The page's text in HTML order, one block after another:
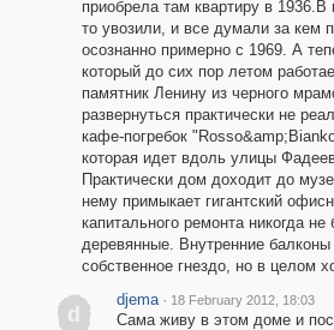
приобрела там квартиру в
то увозили, и все думали за
осознанно примерно с 1969. А
который до сих пор летом
памятник Ленину из черного
развернуться практически не
кафе-погребок
которая идет вдоль улицы
Практически дом доходит до
нему примыкает гигантский
капитального ремонта никогда
деревянные. Внутренние
собственное гнездо, но в целом
d
djema · 18 February 2012, 18:03
Сама живу в этом доме и